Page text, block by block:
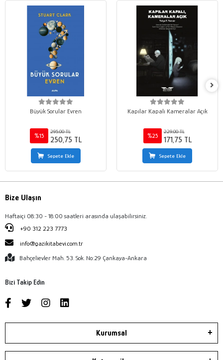
Büyük Sorular Evren
%15
295,00 TL
250,75 TL
Sepete Ekle
Kapılar Kapalı Kameralar Açık
%25
229,00 TL
171,75 TL
Sepete Ekle
Bize Ulaşın
Haftaiçi 08:30 - 18:00 saatleri arasında ulaşabilirsiniz.
+90 312 223 7773
info@gazikitabevi.com.tr
Bahçelievler Mah. 53. Sok. No:29 Çankaya-Ankara
Bizi Takip Edin
Kurumsal